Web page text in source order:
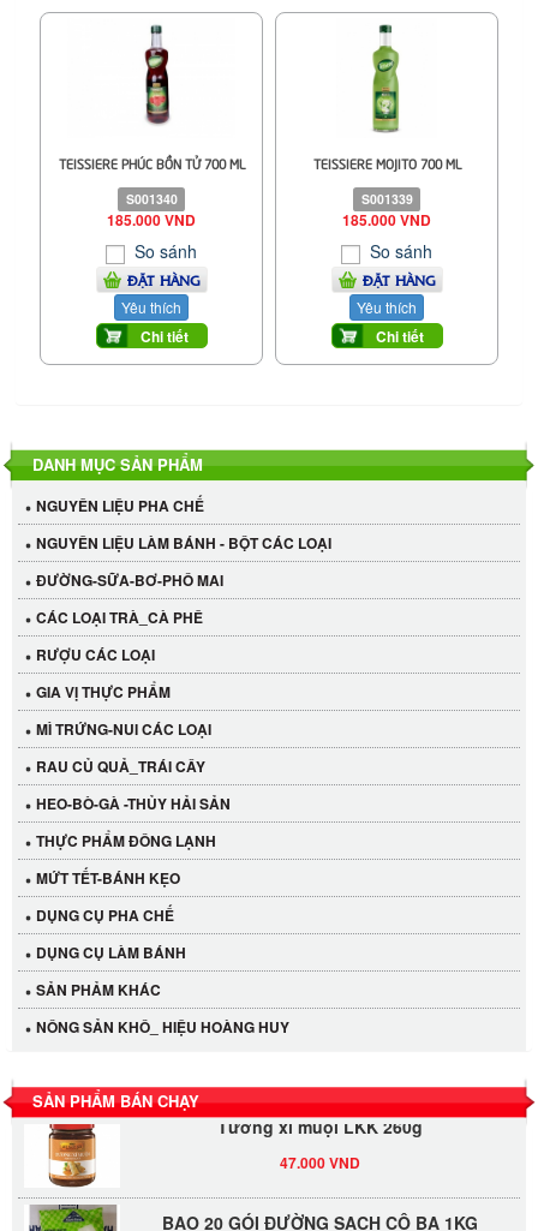
TEISSIERE PHÚC BỒN TỬ 700 ML
S001340
185.000 VND
So sánh
ĐẶT HÀNG
Yêu thích
Chi tiết
TEISSIERE MOJITO 700 ML
S001339
185.000 VND
So sánh
ĐẶT HÀNG
Yêu thích
Chi tiết
DANH MỤC SẢN PHẨM
NGUYÊN LIỆU PHA CHẾ
NGUYÊN LIỆU LÀM BÁNH - BỘT CÁC LOẠI
ĐƯỜNG-SỮA-BƠ-PHÔ MAI
CÁC LOẠI TRÀ_CÀ PHÊ
RƯỢU CÁC LOẠI
GIA VỊ THỰC PHẨM
MÌ TRỨNG-NUI CÁC LOẠI
RAU CỦ QUẢ_TRÁI CÂY
HEO-BÒ-GÀ -THỦY HẢI SẢN
THỰC PHẨM ĐÔNG LẠNH
MỨT TẾT-BÁNH KẸO
DỤNG CỤ PHA CHẾ
DỤNG CỤ LÀM BÁNH
SẢN PHẢM KHÁC
NÔNG SẢN KHÔ_ HIỆU HOÀNG HUY
SẢN PHẨM BÁN CHẠY
LỐC 12 HỦ Tương xí muội LKK 260g
Tương xí muội LKK 260g
BAO 20 GÓI ĐƯỜNG SẠCH CÔ BA 1KG